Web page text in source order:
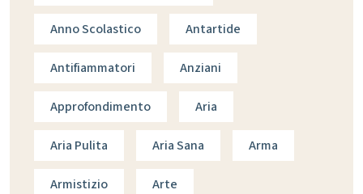
Anno Scolastico Antartide
Antifiammatori Anziani
Approfondimento Aria
Aria Pulita Aria Sana Arma
Armistizio Arte